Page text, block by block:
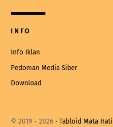
INFO
Info Iklan
Pedoman Media Siber
Download
© 2019 -2026 •Tabloid Mata Hati